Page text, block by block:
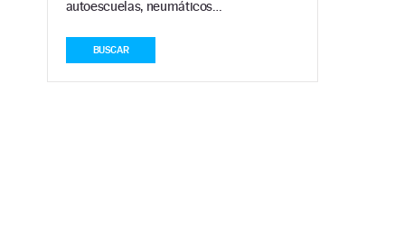
autoescuelas, neumáticos…
BUSCAR